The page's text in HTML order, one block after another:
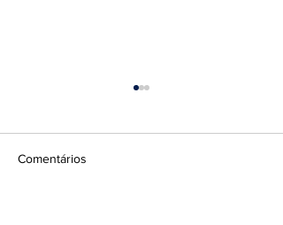
Comentários